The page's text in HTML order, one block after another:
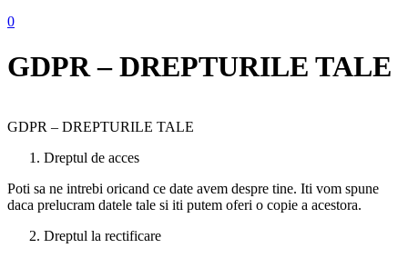
0
GDPR – DREPTURILE TALE
GDPR – DREPTURILE TALE
Dreptul de acces
Poti sa ne intrebi oricand ce date avem despre tine. Iti vom spune
daca prelucram datele tale si iti putem oferi o copie a acestora.
Dreptul la rectificare